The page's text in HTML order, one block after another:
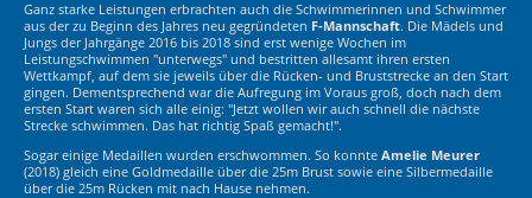
Ganz starke Leistungen erbrachten auch die Schwimmerinnen und Schwimmer
aus der zu Beginn des Jahres neu gegründeten F-Mannschaft. Die Mädels und
Jungs der Jahrgänge 2016 bis 2018 sind erst wenige Wochen im
Leistungschwimmen "unterwegs" und bestritten allesamt ihren ersten
Wettkampf, auf dem sie jeweils über die Rücken- und Bruststrecke an den Start
gingen. Dementsprechend war die Aufregung im Voraus groß, doch nach dem
ersten Start waren sich alle einig: "Jetzt wollen wir auch schnell die nächste
Strecke schwimmen. Das hat richtig Spaß gemacht!".
Sogar einige Medaillen wurden erschwommen. So konnte Amelie Meurer
(2018) gleich eine Goldmedaille über die 25m Brust sowie eine Silbermedaille
über die 25m Rücken mit nach Hause nehmen.